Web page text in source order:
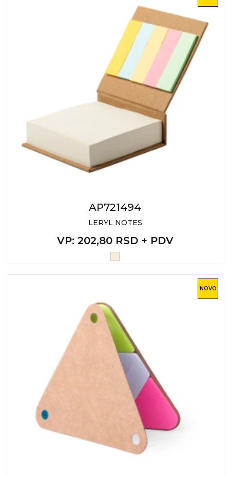
AP721494
LERYL NOTES
VP: 202,80 RSD + PDV
NOVO